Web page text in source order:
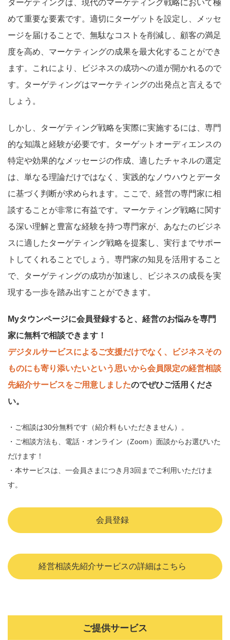
ターゲティングは、現代のマーケティング戦略において極
めて重要な要素です。適切にターゲットを設定し、メッセ
ージを届けることで、無駄なコストを削減し、顧客の満足
度を高め、マーケティングの成果を最大化することができ
ます。これにより、ビジネスの成功への道が開かれるので
す。ターゲティングはマーケティングの出発点と言えるで
しょう。
しかし、ターゲティング戦略を実際に実施するには、専門
的な知識と経験が必要です。ターゲットオーディエンスの
特定や効果的なメッセージの作成、適したチャネルの選定
は、単なる理論だけではなく、実践的なノウハウとデータ
に基づく判断が求められます。ここで、経営の専門家に相
談することが非常に有益です。マーケティング戦略に関す
る深い理解と豊富な経験を持つ専門家が、あなたのビジネ
スに適したターゲティング戦略を提案し、実行までサポー
トしてくれることでしょう。専門家の知見を活用すること
で、ターゲティングの成功が加速し、ビジネスの成長を実
現する一歩を踏み出すことができます。
Myタウンページに会員登録すると、経営のお悩みを専門
家に無料で相談できます！
デジタルサービスによるご支援だけでなく、ビジネスその
ものにも寄り添いたいという思いから会員限定の経営相談
先紹介サービスをご用意しましたのでぜひご活用くださ
い。
・ご相談は30分無料です（紹介料もいただきません）。
・ご相談方法も、電話・オンライン（Zoom）面談からお選びいた
だけます！
・本サービスは、一会員さまにつき月3回までご利用いただけま
す。
会員登録
経営相談先紹介サービスの詳細はこちら
ご提供サービス